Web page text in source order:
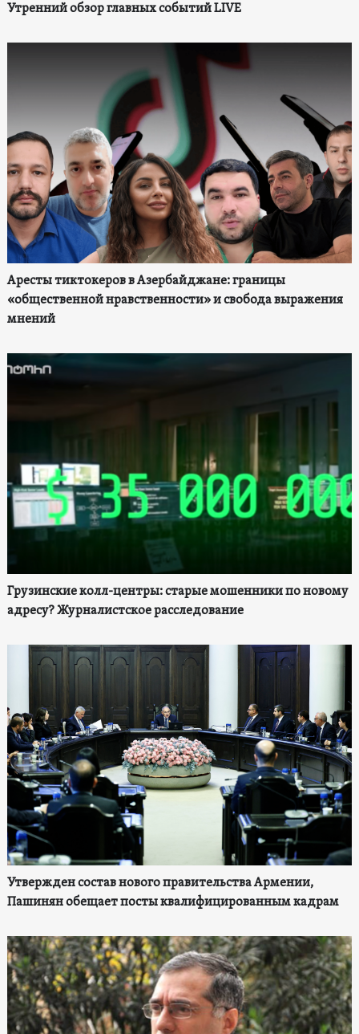
Утренний обзор главных событий LIVE
Аресты тиктокеров в Азербайджане: границы
«общественной нравственности» и свобода выражения
мнений
Грузинские колл-центры: старые мошенники по новому
адресу? Журналистское расследование
Утвержден состав нового правительства Армении,
Пашинян обещает посты квалифицированным кадрам